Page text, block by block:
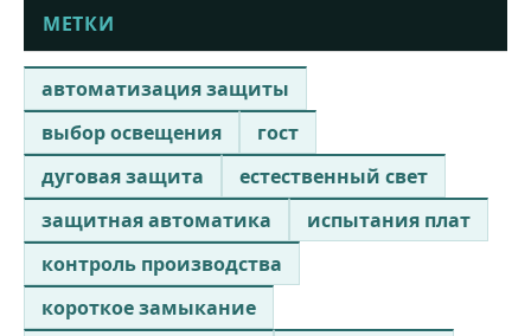
МЕТКИ
автоматизация защиты
выбор освещения
гост
дуговая защита
естественный свет
защитная автоматика
испытания плат
контроль производства
короткое замыкание